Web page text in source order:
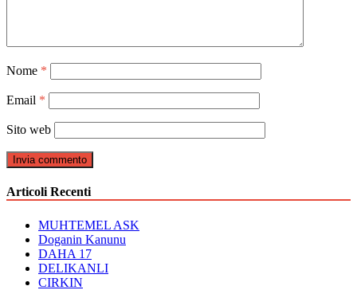
Nome *
Email *
Sito web
Articoli Recenti
MUHTEMEL ASK
Doganin Kanunu
DAHA 17
DELIKANLI
CIRKIN